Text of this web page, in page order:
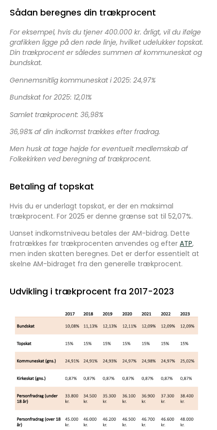
Sådan beregnes din trækprocent
For eksempel, hvis du tjener 400.000 kr. årligt, vil du ifølge
grafikken ligge på den røde linje, hvilket udelukker topskat.
Din trækprocent er således summen af kommuneskat og
bundskat.
Gennemsnitlig kommuneskat i 2025: 24,97%
Bundskat for 2025: 12,01%
Samlet trækprocent: 36,98%
36,98% af din indkomst trækkes efter fradrag.
Men husk at tage højde for eventuelt medlemskab af
Folkekirken ved beregning af trækprocent.
Betaling af topskat
Hvis du er underlagt topskat, er der en maksimal
trækprocent. For 2025 er denne grænse sat til 52,07%.
Uanset indkomstniveau betales der AM-bidrag. Dette
fratrækkes før trækprocenten anvendes og efter ATP,
men inden skatten beregnes. Det er derfor essentielt at
skelne AM-bidraget fra den generelle trækprocent.
Udvikling i trækprocent fra 2017-2023